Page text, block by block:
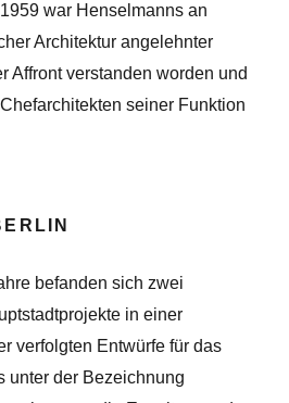
war Henselmanns an
Architektur angelehnter
Affront verstanden worden und
seiner Funktion
befanden sich zwei
in einer
verfolgten Entwürfe für das
unter der Bezeichnung